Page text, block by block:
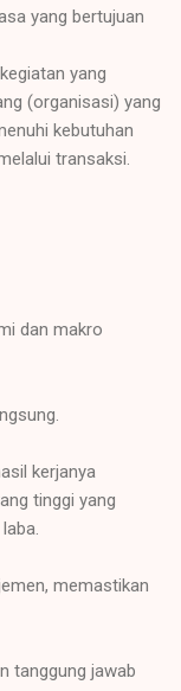
yang bertujuan
yang
(organisasi) yang
kebutuhan
transaksi.
dan makro
kerjanya
tinggi yang
memastikan
tanggung jawab